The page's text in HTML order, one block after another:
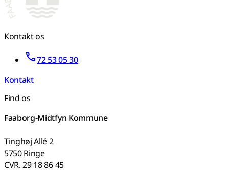
Kontakt os
72 53 05 30
Kontakt
Find os
Faaborg-Midtfyn Kommune
Tinghøj Allé 2
5750 Ringe
CVR. 29 18 86 45